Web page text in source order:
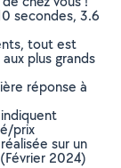
secondes, 3.6
tout est
plus grands
réponse à
prix
sur un
2024)